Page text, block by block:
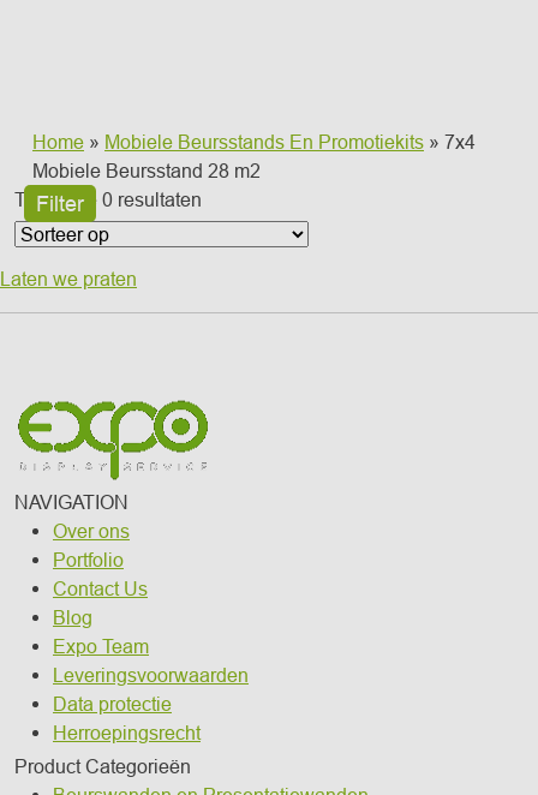
Home » Mobiele Beursstands En Promotiekits » 7x4
Mobiele Beursstand 28 m2
Filter
Toont alle 0 resultaten
Laten we praten
NAVIGATION
Over ons
Portfolio
Contact Us
Blog
Expo Team
Leveringsvoorwaarden
Data protectie
Herroepingsrecht
Product Categorieën